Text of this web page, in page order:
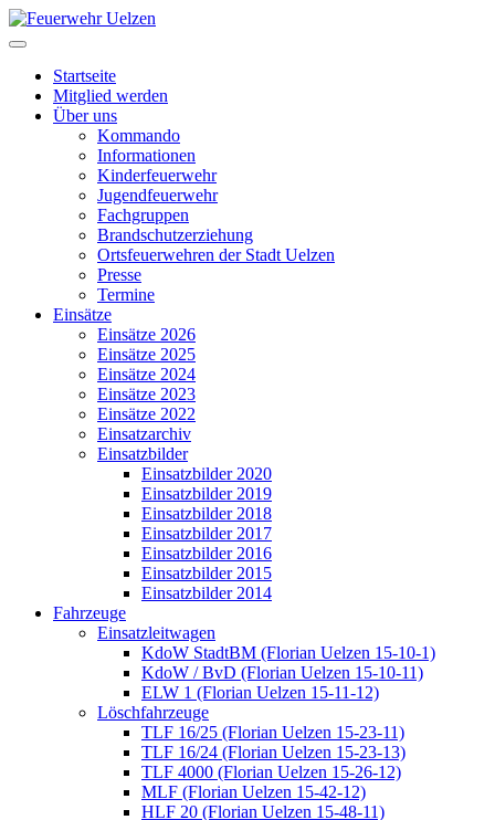
Startseite
Mitglied werden
Über uns
Kommando
Informationen
Kinderfeuerwehr
Jugendfeuerwehr
Fachgruppen
Brandschutzerziehung
Ortsfeuerwehren der Stadt Uelzen
Presse
Termine
Einsätze
Einsätze 2026
Einsätze 2025
Einsätze 2024
Einsätze 2023
Einsätze 2022
Einsatzarchiv
Einsatzbilder
Einsatzbilder 2020
Einsatzbilder 2019
Einsatzbilder 2018
Einsatzbilder 2017
Einsatzbilder 2016
Einsatzbilder 2015
Einsatzbilder 2014
Fahrzeuge
Einsatzleitwagen
KdoW StadtBM (Florian Uelzen 15-10-1)
KdoW / BvD (Florian Uelzen 15-10-11)
ELW 1 (Florian Uelzen 15-11-12)
Löschfahrzeuge
TLF 16/25 (Florian Uelzen 15-23-11)
TLF 16/24 (Florian Uelzen 15-23-13)
TLF 4000 (Florian Uelzen 15-26-12)
MLF (Florian Uelzen 15-42-12)
HLF 20 (Florian Uelzen 15-48-11)